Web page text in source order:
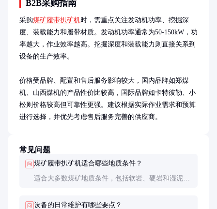
B2B采购指南
采购煤矿履带扒矿机时，需重点关注发动机功率、挖掘深
度、装载能力和履带材质。发动机功率通常为50-150kW，功
率越大，作业效率越高。挖掘深度和装载能力则直接关系到
设备的生产效率。
价格受品牌、配置和售后服务影响较大，国内品牌如郑煤
机、山西煤机的产品性价比较高，国际品牌如卡特彼勒、小
松则价格较高但可靠性更强。建议根据实际作业需求和预算
进行选择，并优先考虑售后服务完善的供应商。
常见问题
问 煤矿履带扒矿机适合哪些地质条件？
适合大多数煤矿地质条件，包括软岩、硬岩和湿泥
问 设备的日常维护有哪些要点？